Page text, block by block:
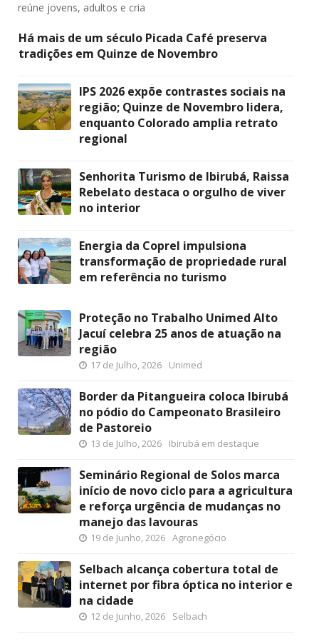
reúne jovens, adultos e cria
Há mais de um século Picada Café preserva
tradições em Quinze de Novembro
IPS 2026 expõe contrastes sociais na
região; Quinze de Novembro lidera,
enquanto Colorado amplia retrato
regional
Senhorita Turismo de Ibirubá, Raissa
Rebelato destaca o orgulho de viver
no interior
Energia da Coprel impulsiona
transformação de propriedade rural
em referência no turismo
Proteção no Trabalho Unimed Alto
Jacuí celebra 25 anos de atuação na
região
17 de Julho, 2026 Unimed
Border da Pitangueira coloca Ibirubá
no pódio do Campeonato Brasileiro
de Pastoreio
13 de Julho, 2026 Ibirubá em destaque
Seminário Regional de Solos marca
início de novo ciclo para a agricultura
e reforça urgência de mudanças no
manejo das lavouras
19 de Junho, 2026 Agronegócio
Selbach alcança cobertura total de
internet por fibra óptica no interior e
na cidade
12 de Junho, 2026 Selbach